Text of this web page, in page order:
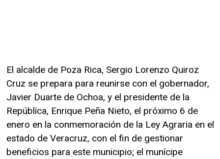
El alcalde de Poza Rica, Sergio Lorenzo Quiroz
Cruz se prepara para reunirse con el gobernador,
Javier Duarte de Ochoa, y el presidente de la
República, Enrique Peña Nieto, el próximo 6 de
enero en la conmemoración de la Ley Agraria en el
estado de Veracruz, con el fin de gestionar
beneficios para este municipio; el munícipe